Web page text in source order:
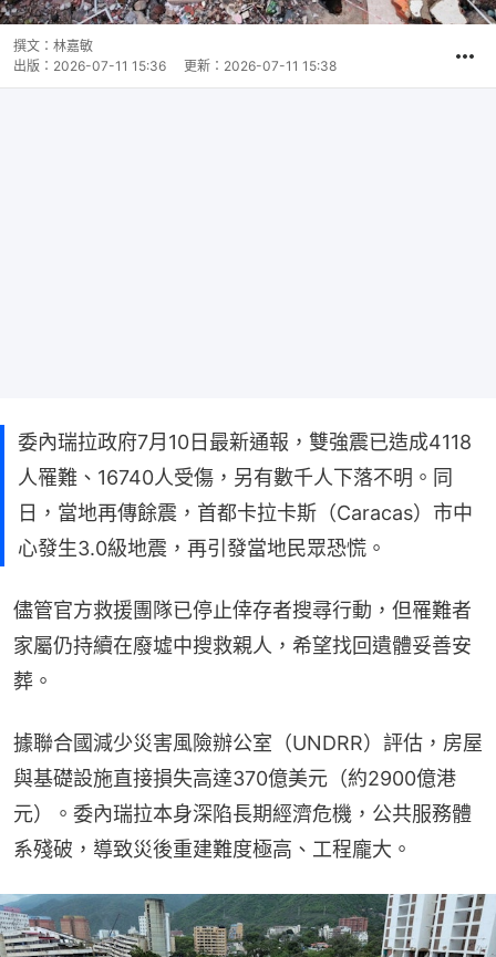
撰文： 林嘉敏
出版： 2026-07-11 15:36 更新： 2026-07-11 15:38
委內瑞拉政府7月10日最新通報，雙強震已造成4118
人罹難、16740人受傷，另有數千人下落不明。同
日，當地再傳餘震，首都卡拉卡斯（Caracas）市中
心發生3.0級地震，再引發當地民眾恐慌。
儘管官方救援團隊已停止倖存者搜尋行動，但罹難者
家屬仍持續在廢墟中搜救親人，希望找回遺體妥善安
葬。
據聯合國減少災害風險辦公室（UNDRR）評估，房屋
與基礎設施直接損失高達370億美元（約2900億港
元）。委內瑞拉本身深陷長期經濟危機，公共服務體
系殘破，導致災後重建難度極高、工程龐大。